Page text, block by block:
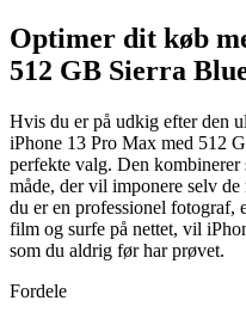
Optimer dit køb
512 GB Sierra
Hvis du er på udkig efter den
iPhone 13 Pro Max med 512
perfekte valg. Den
måde, der vil imponere selv
du er en professionel fotograf,
film og surfe på nettet, vil
som du aldrig før har prøvet.
Fordele